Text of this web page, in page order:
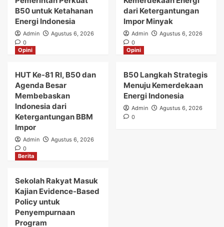
B50 untuk Ketahanan
Energi Indonesia
Admin
Agustus 6, 2026
0
dari Ketergantungan
Impor Minyak
Admin
Agustus 6, 2026
0
Opini
HUT Ke-81 RI, B50 dan
Agenda Besar
Membebaskan
Indonesia dari
Ketergantungan BBM
Impor
Admin
Agustus 6, 2026
0
Opini
B50 Langkah Strategis
Menuju Kemerdekaan
Energi Indonesia
Admin
Agustus 6, 2026
0
Berita
Sekolah Rakyat Masuk
Kajian Evidence-Based
Policy untuk
Penyempurnaan
Program